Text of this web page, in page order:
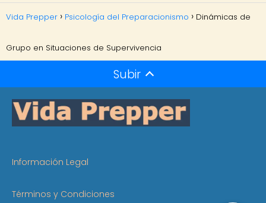
Vida Prepper Psicología del Preparacionismo Dinámicas de
Grupo en Situaciones de Supervivencia
Subir
Información Legal
Términos y Condiciones